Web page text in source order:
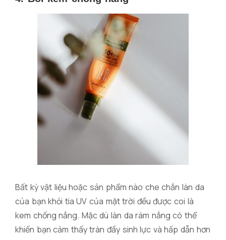
Bất kỳ vật liệu hoặc sản phẩm nào che chắn làn da
của bạn khỏi tia UV của mặt trời đều được coi là
kem chống nắng. Mặc dù làn da rám nắng có thể
khiến bạn cảm thấy tràn đầy sinh lực và hấp dẫn hơn